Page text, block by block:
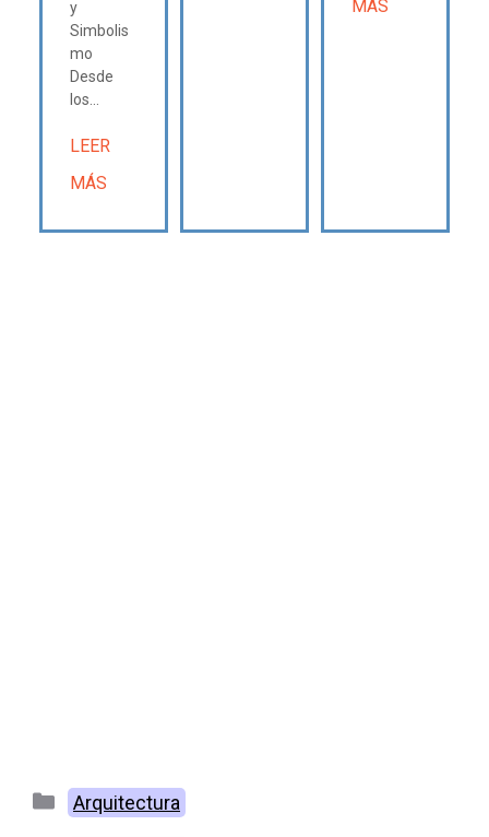
y
Simbolis
mo
Desde
los...
LEER
MÁS
MÁS
Categorías
Arquitectura